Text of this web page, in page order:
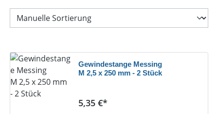
Gewindestange Messing
M 2,5 x 250 mm - 2 Stück
Regulärer Preis:
5,35 €*